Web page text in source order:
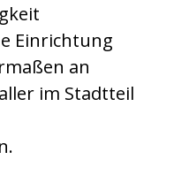
Einrichtung
an
im Stadtteil